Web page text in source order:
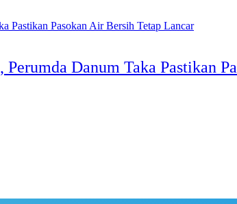
Danum Taka Pastikan